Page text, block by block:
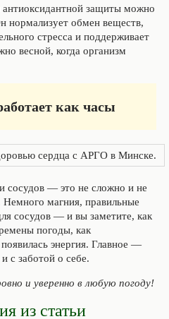
защиты можно
нормализует обмен веществ,
стресса и поддерживает
весной, когда организм
как часы
сосудов — это не сложно и не
Немного магния, правильные
сосудов — и вы заметите, как
погоды, как
энергия. Главное —
с заботой о себе.
и уверенно в любую погоду!
из статьи